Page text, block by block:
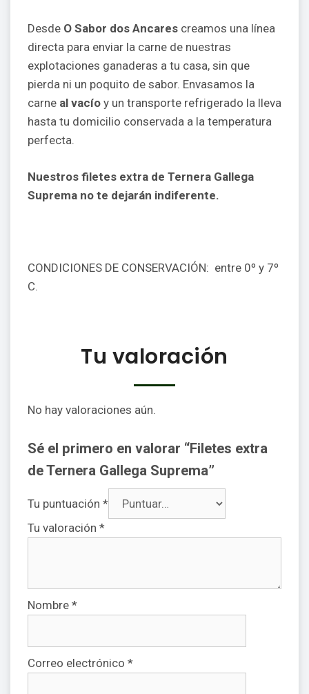
Desde O Sabor dos Ancares creamos una línea
directa para enviar la carne de nuestras
explotaciones ganaderas a tu casa, sin que
pierda ni un poquito de sabor. Envasamos la
carne al vacío y un transporte refrigerado la lleva
hasta tu domicilio conservada a la temperatura
perfecta.
Nuestros filetes extra de Ternera Gallega
Suprema no te dejarán indiferente.
CONDICIONES DE CONSERVACIÓN: entre 0º y 7º
C.
Tu valoración
No hay valoraciones aún.
Sé el primero en valorar “Filetes extra
de Ternera Gallega Suprema”
Tu puntuación *
Tu valoración *
Nombre *
Correo electrónico *